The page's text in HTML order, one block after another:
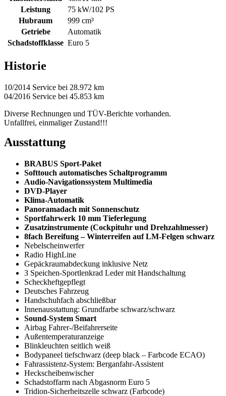
Leistung
75 kW/102 PS
Hubraum
999 cm³
Getriebe
Automatik
Schadstoffklasse Euro 5
Historie
10/2014 Service bei 28.972 km
04/2016 Service bei 45.853 km
Diverse Rechnungen und TÜV-Berichte vorhanden.
Unfallfrei, einmaliger Zustand!!!
Ausstattung
BRABUS Sport-Paket
Softtouch automatisches Schaltprogramm
Audio-Navigationssystem Multimedia
DVD-Player
Klima-Automatik
Panoramadach mit Sonnenschutz
Sportfahrwerk 10 mm Tieferlegung
Zusatzinstrumente (Cockpituhr und Drehzahlmesser)
8fach Bereifung – Winterreifen auf LM-Felgen schwarz
Nebelscheinwerfer
Radio HighLine
Gepäckraumabdeckung inklusive Netz
3 Speichen-Sportlenkrad Leder mit Handschaltung
Scheckheftgepflegt
Deutsches Fahrzeug
Handschuhfach abschließbar
Innenausstattung: Grundfarbe schwarz/schwarz
Sound-System Smart
Airbag Fahrer-/Beifahrerseite
Außentemperaturanzeige
Blinkleuchten seitlich weiß
Bodypaneel tiefschwarz (deep black – Farbcode ECAO)
Fahrassistenz-System: Berganfahr-Assistent
Heckscheibenwischer
Schadstoffarm nach Abgasnorm Euro 5
Tridion-Sicherheitszelle schwarz (Farbcode)